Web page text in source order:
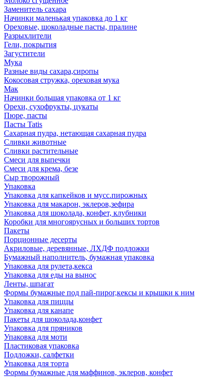
Заменитель сахара
Начинки маленькая упаковка до 1 кг
Ореховые, шоколадные пасты, пралине
Разрыхлители
Гели, покрытия
Загустители
Мука
Разные виды сахара,сиропы
Кокосовая стружка, ореховая мука
Мак
Начинки большая упаковка от 1 кг
Орехи, сухофрукты, цукаты
Пюре, пасты
Пасты Tatis
Сахарная пудра, нетающая сахарная пудра
Сливки животные
Сливки растительные
Смеси для выпечки
Смеси для крема, безе
Сыр творожный
Упаковка
Упаковка для капкейков и мусс.пирожных
Упаковка для макарон, эклеров,зефира
Упаковка для шоколада, конфет, клубники
Коробки для многоярусных и больших тортов
Пакеты
Порционные десерты
Акриловые, деревянные, ЛХДФ подложки
Бумажный наполнитель, бумажная упаковка
Упаковка для рулета,кекса
Упаковка для еды на вынос
Ленты, шпагат
Формы бумажные под пай-пирог,кексы и крышки к ним
Упаковка для пиццы
Упаковка для канапе
Пакеты для шоколада,конфет
Упаковка для пряников
Упаковка для моти
Пластиковая упаковка
Подложки, салфетки
Упаковка для торта
Формы бумажные для маффинов, эклеров, конфет